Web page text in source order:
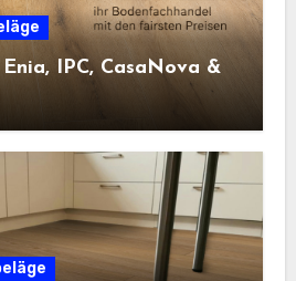
Enia, IPC, CasaNova &